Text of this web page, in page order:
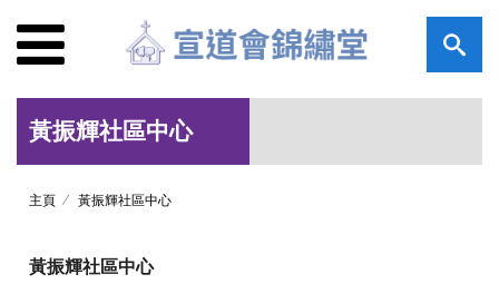
黃振輝社區中心
主頁 黃振輝社區中心
黃振輝社區中心